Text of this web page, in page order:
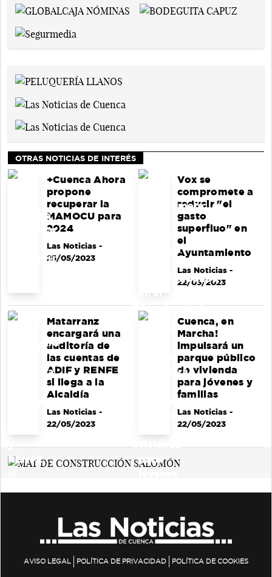
OTRAS NOTICIAS DE INTERÉS
+Cuenca Ahora
propone
recuperar la
MAMOCU para
2024
Las Noticias-
25/05/2023
Vox se
compromete a
reducir "el
gasto
superfluo" en
el
Ayuntamiento
Las Noticias-
22/05/2023
Matarranz
encargará una
auditoría de
las cuentas de
ADIF y RENFE
si llega a la
Alcaldía
Las Noticias-
22/05/2023
Cuenca, en
Marcha!
impulsará un
parque público
de vivienda
para jóvenes y
familias
Las Noticias-
22/05/2023
AVISO LEGAL POLÍTICA DE PRIVACIDAD POLÍTICA DE COOKIES